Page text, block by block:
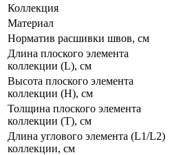
Коллекция
Материал
Норматив расшивки швов, см
Длина плоского элемента
коллекции (L), см
Высота плоского элемента
коллекции (H), см
Толщина плоского элемента
коллекции (T), см
Длина углового элемента (L1/L2)
коллекции, см